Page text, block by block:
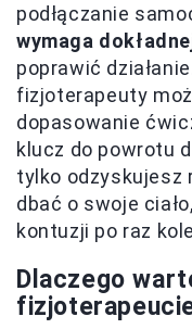
podłączanie
wymaga
poprawić
fizjoterapeuty
dopasowanie
klucz do powrotu
tylko odzyskujesz
dbać o swoje
kontuzji po raz
Dlaczego